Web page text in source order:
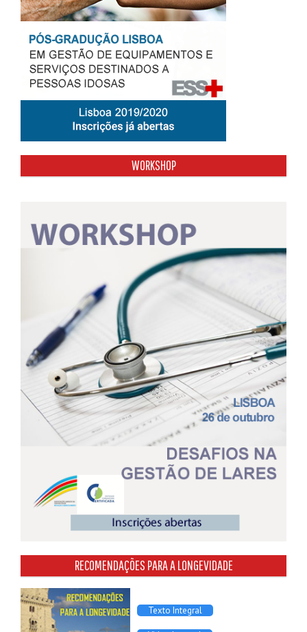
WORKSHOP
RECOMENDAÇÕES PARA A LONGEVIDADE
Texto Integral